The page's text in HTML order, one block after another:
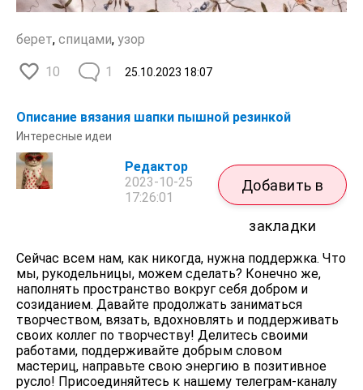
берет, спицами, узор
10 25.10.2023 18:07
1
Описание вязания шапки пышной резинкой
Интересные идеи
Редактор
2023-10-25
17:26:01
Добавить в
закладки
Сейчас всем нам, как никогда, нужна поддержка. Что
мы, рукодельницы, можем сделать? Конечно же,
наполнять пространство вокруг себя добром и
созиданием. Давайте продолжать заниматься
творчеством, вязать, вдохновлять и поддерживать
своих коллег по творчеству! Делитесь своими
работами, поддерживайте добрым словом
мастериц, направьте свою энергию в позитивное
русло! Присоединяйтесь к нашему телеграм-каналу